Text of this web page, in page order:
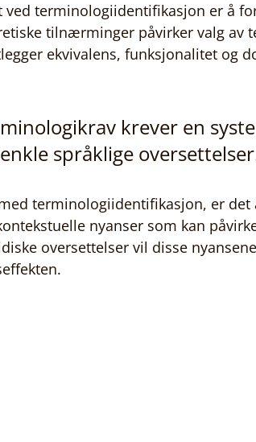
ved terminologiidentifikasjon er å
tilnærminger påvirker valg av
ekvivalens, funksjonalitet og
krever en
språklige
terminologiidentifikasjon, er
nyanser som kan
oversettelser vil disse